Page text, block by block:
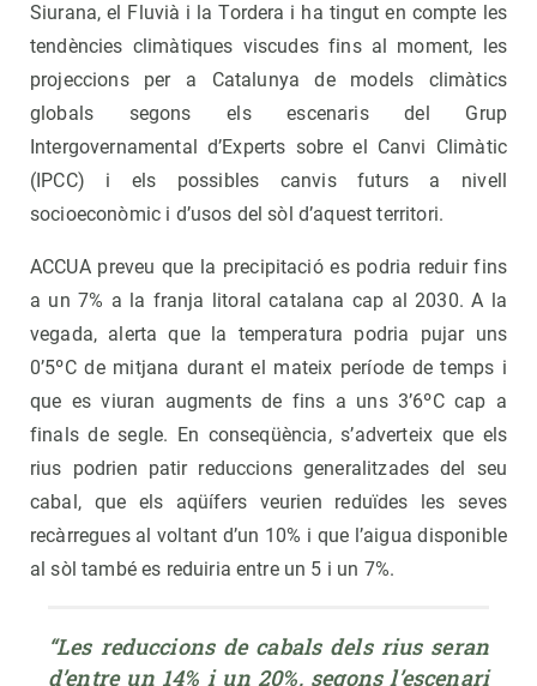
Siurana, el Fluvià i la Tordera i ha tingut en compte les
tendències climàtiques viscudes fins al moment, les
projeccions per a Catalunya de models climàtics
globals segons els escenaris del Grup
Intergovernamental d’Experts sobre el Canvi Climàtic
(IPCC) i els possibles canvis futurs a nivell
socioeconòmic i d’usos del sòl d’aquest territori.
ACCUA preveu que la precipitació es podria reduir fins
a un 7% a la franja litoral catalana cap al 2030. A la
vegada, alerta que la temperatura podria pujar uns
0’5ºC de mitjana durant el mateix període de temps i
que es viuran augments de fins a uns 3’6ºC cap a
finals de segle. En conseqüència, s’adverteix que els
rius podrien patir reduccions generalitzades del seu
cabal, que els aqüífers veurien reduïdes les seves
recàrregues al voltant d’un 10% i que l’aigua disponible
al sòl també es reduiria entre un 5 i un 7%.
“Les reduccions de cabals dels rius seran
d’entre un 14% i un 20%, segons l’escenari